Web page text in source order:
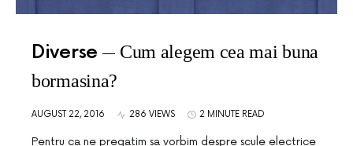
Diverse
Cum alegem cea mai buna
bormasina?
AUGUST 22, 2016 286 VIEWS 2 MINUTE READ
Pentru ca ne pregatim sa vorbim despre scule electrice